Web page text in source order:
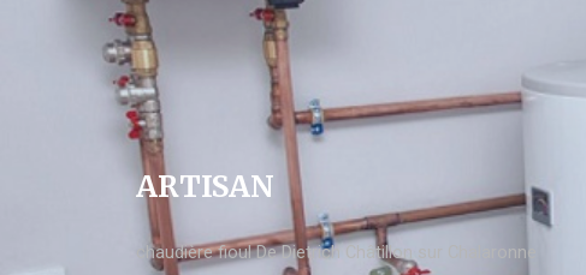
ARTISAN
chaudière fioul De Dietrich Châtillon sur Chalaronne